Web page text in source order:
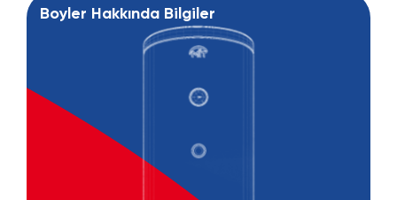
Boyler Hakkında Bilgiler